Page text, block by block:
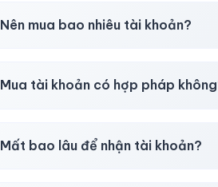
Nên mua bao nhiêu tài khoản?
Mua tài khoản có hợp pháp
Mất bao lâu để nhận tài khoản?